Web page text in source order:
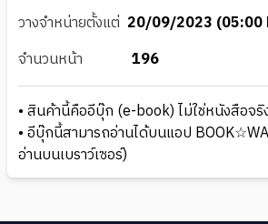
วางจำหน่ายตั้งแต่ 20/09/2023 (05:00
จำนวนหน้า
196
• สินค้านี้คืออีบุ๊ก (e-book) ไม่ใช่หนังสือจริ
• อีบุ๊กนี้สามารถอ่านได้บนแอป
อ่านบนเบราว์เซอร์)